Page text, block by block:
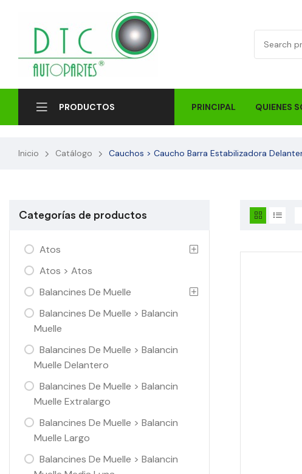
PRODUCTOS PRINCIPAL QUIENES
Inicio Catálogo Cauchos > Caucho Barra Estabilizadora
Categorías de productos
Atos
Atos > Atos
Balancines De Muelle
Balancines De Muelle > Balancin
Muelle
Balancines De Muelle > Balancin
Muelle Delantero
Balancines De Muelle > Balancin
Muelle Extralargo
Balancines De Muelle > Balancin
Muelle Largo
Balancines De Muelle > Balancin